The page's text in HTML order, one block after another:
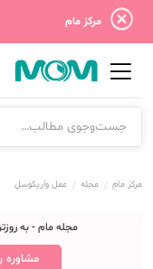
مرکز مام
مرکز مام مجله عمل واریکوسل
مجله مام - به
مشاوره